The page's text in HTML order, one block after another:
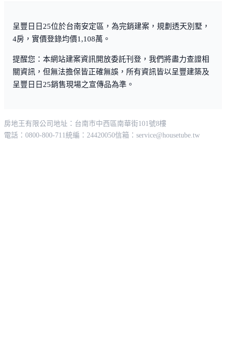
呈豐日日25位於台南安定區，為完銷建案，規劃透天別墅，
4房，實價登錄均價1,108萬。
提醒您：本網站建案資訊開放委託刊登，我們將盡力查證相
關資訊，但無法擔保皆正確無誤，所有資訊皆以呈豐建築及
呈豐日日25銷售現場之宣傳品為準。
房地王有限公司 地址：台南市中西區南華街101號8樓
電話：0800-800-711統編：24420050信箱： service@housetube.tw